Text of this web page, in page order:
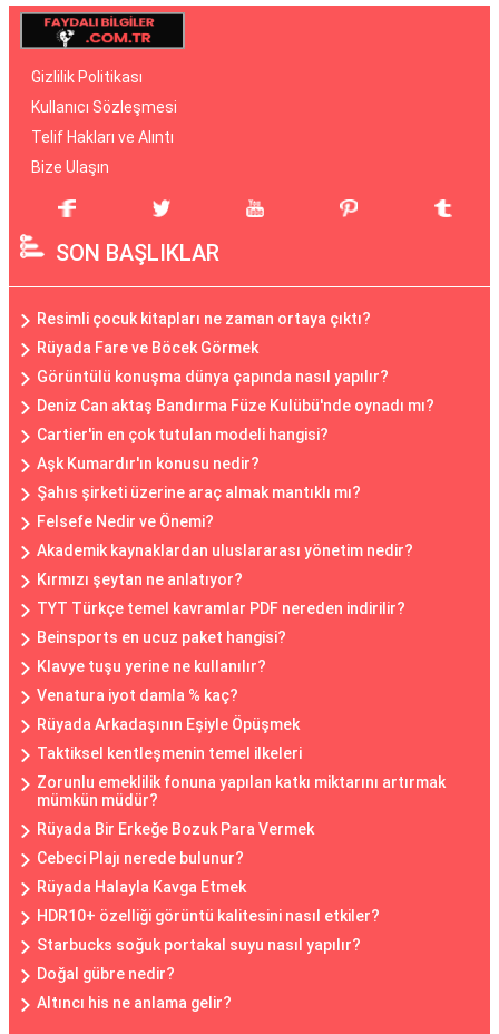
Gizlilik Politikası
Kullanıcı Sözleşmesi
Telif Hakları ve Alıntı
Bize Ulaşın
SON BAŞLIKLAR
Resimli çocuk kitapları ne zaman ortaya çıktı?
Rüyada Fare ve Böcek Görmek
Görüntülü konuşma dünya çapında nasıl yapılır?
Deniz Can aktaş Bandırma Füze Kulübü'nde oynadı mı?
Cartier'in en çok tutulan modeli hangisi?
Aşk Kumardır'ın konusu nedir?
Şahıs şirketi üzerine araç almak mantıklı mı?
Felsefe Nedir ve Önemi?
Akademik kaynaklardan uluslararası yönetim nedir?
Kırmızı şeytan ne anlatıyor?
TYT Türkçe temel kavramlar PDF nereden indirilir?
Beinsports en ucuz paket hangisi?
Klavye tuşu yerine ne kullanılır?
Venatura iyot damla % kaç?
Rüyada Arkadaşının Eşiyle Öpüşmek
Taktiksel kentleşmenin temel ilkeleri
Zorunlu emeklilik fonuna yapılan katkı miktarını artırmak
mümkün müdür?
Rüyada Bir Erkeğe Bozuk Para Vermek
Cebeci Plajı nerede bulunur?
Rüyada Halayla Kavga Etmek
HDR10+ özelliği görüntü kalitesini nasıl etkiler?
Starbucks soğuk portakal suyu nasıl yapılır?
Doğal gübre nedir?
Altıncı his ne anlama gelir?